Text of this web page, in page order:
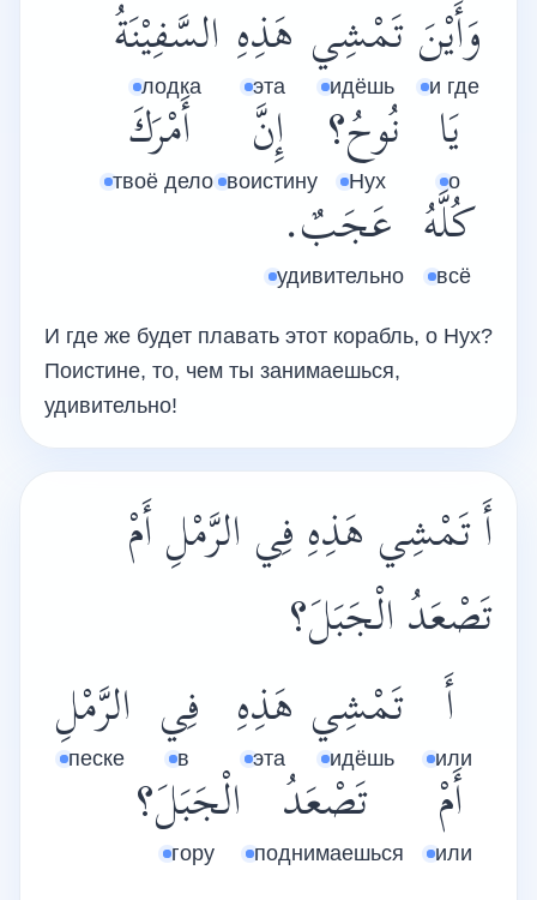
وَأَيْنَ
и где
تَمْشِي
идёшь
هَذِهِ
эта
السَّفِيْنَةُ
лодка
يَا
о
نُوحُ؟
Нух
إِنَّ
воистину
أَمْرَكَ
твоё дело
كُلَّهُ
всё
عَجَبٌ.
удивительно
И где же будет плавать этот корабль, о Нух?
Поистине, то, чем ты занимаешься,
удивительно!
أَ تَمْشِي هَذِهِ فِي الرَّمْلِ أَمْ
تَصْعَدُ الْجَبَلَ؟
أَ
или
تَمْشِي
идёшь
هَذِهِ
эта
فِي
в
الرَّمْلِ
песке
أَمْ
или
تَصْعَدُ
поднимаешься
الْجَبَلَ؟
гору